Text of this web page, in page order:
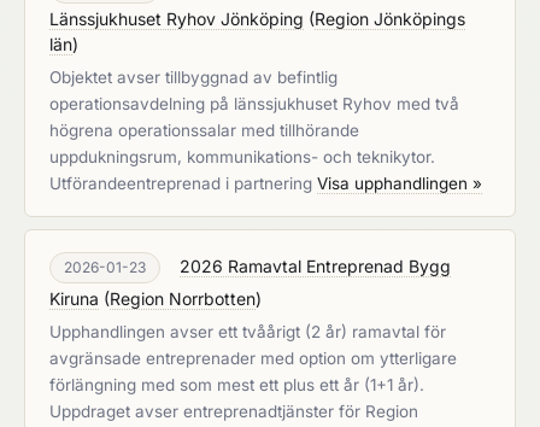
Länssjukhuset Ryhov Jönköping (Region Jönköpings
län)
Objektet avser tillbyggnad av befintlig
operationsavdelning på länssjukhuset Ryhov med två
högrena operationssalar med tillhörande
uppdukningsrum, kommunikations- och teknikytor.
Utförandeentreprenad i partnering Visa upphandlingen »
2026-01-23
2026 Ramavtal Entreprenad Bygg
Kiruna (Region Norrbotten)
Upphandlingen avser ett tvåårigt (2 år) ramavtal för
avgränsade entreprenader med option om ytterligare
förlängning med som mest ett plus ett år (1+1 år).
Uppdraget avser entreprenadtjänster för Region